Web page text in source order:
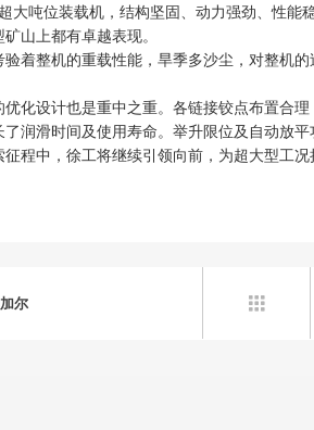
大吨位装载机，结构坚固、动力强劲、性
山上都有卓越表现。
着整机的重载性能，旱季多沙尘，对整
化设计也是重中之重。各链接铰点布置合
润滑时间及使用寿命。举升限位及自动放
程中，徐工将继续引领向前，为超大型工
尔 